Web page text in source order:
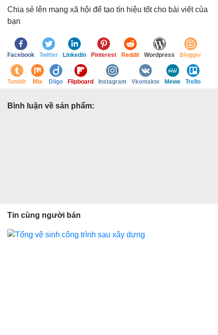
Chia sẻ lên mạng xã hội để tạo tín hiệu tốt cho bài viết của
bạn
Facebook Twitter Linkedin Pinterest Reddit Wordpress Blogger
Tumblr Mix Diigo Flipboard Instagram Vkontakte Mewe Trello
Bình luận về sản phẩm:
Tin cùng người bán